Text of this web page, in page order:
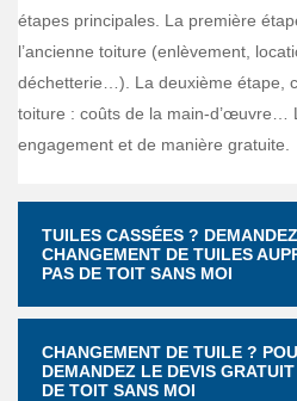
étapes principales. La première
l’ancienne toiture (enlèvement,
déchetterie…). La deuxième étape,
toiture : coûts de la main-d’œuvre…
engagement et de manière gratuite.
TUILES CASSÉES ?
CHANGEMENT DE TUILES
PAS DE TOIT SANS MOI
CHANGEMENT DE TUILE ?
DEMANDEZ LE DEVIS
DE TOIT SANS MOI